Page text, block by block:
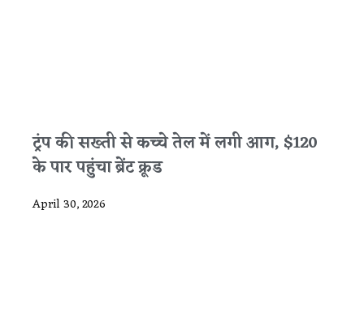
ट्रंप की सख्ती से कच्चे तेल में लगी आग, $120
के पार पहुंचा ब्रेंट क्रूड
April 30, 2026